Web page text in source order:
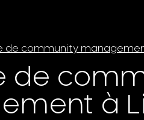
de community
de
à